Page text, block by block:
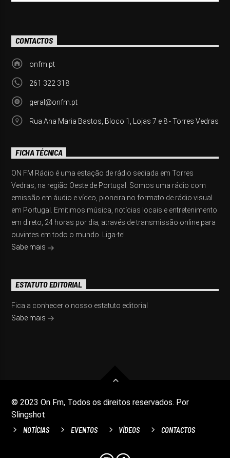
CONTACTOS
onfm.pt
261 322 318
geral@onfm.pt
Rua Ana Maria Bastos, Bloco 1, Lojas 7 e 8 - Torres Vedras
FICHA TÉCNICA
ON FM Rádio é uma estação de rádio sediada em Torres
Vedras, na região Oeste de Portugal. Somos uma rádio com
emissão em áudio e vídeo, pioneira no formato de rádio visual
em Portugal. Emitimos música, notícias locais e entretenimento
em direto, 24 horas por dia, através de transmissão online para
ouvintes em todo o mundo. Liga-te!
Sabe mais
ESTATUTO EDITORIAL
Fica a conhecer o nosso estatuto editorial
Sabe mais
© 2023 On Fm, Todos os direitos reservados. Por
Slingshot
NOTÍCIAS EVENTOS VÍDEOS CONTACTOS